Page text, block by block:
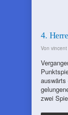
4.
Von vincent
auswärts
zwei